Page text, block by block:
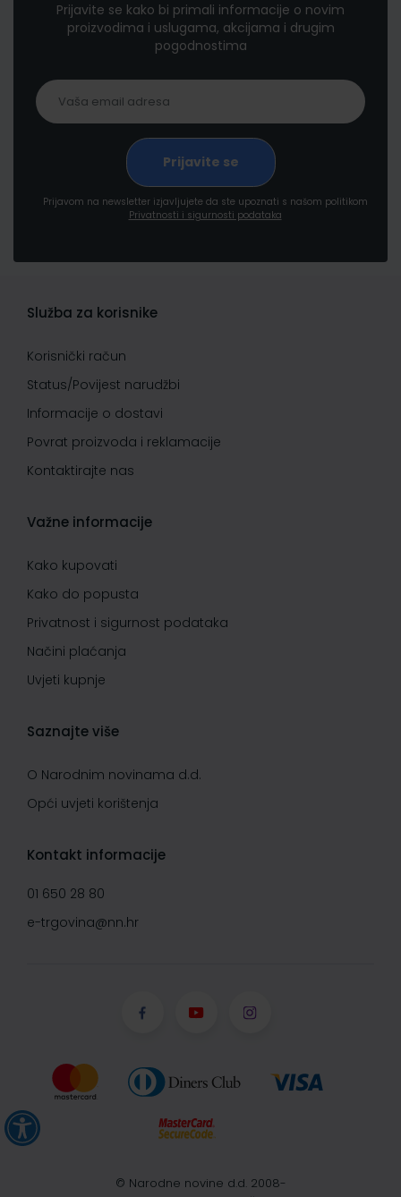
Prijavite se kako bi primali informacije o novim
proizvodima i uslugama, akcijama i drugim
pogodnostima
Prijavom na newsletter izjavljujete da ste upoznati s našom politikom
Privatnosti i sigurnosti podataka
Služba za korisnike
Korisnički račun
Status/Povijest narudžbi
Informacije o dostavi
Povrat proizvoda i reklamacije
Kontaktirajte nas
Važne informacije
Kako kupovati
Kako do popusta
Privatnost i sigurnost podataka
Načini plaćanja
Uvjeti kupnje
Saznajte više
O Narodnim novinama d.d.
Opći uvjeti korištenja
Kontakt informacije
01 650 28 80
e-trgovina@nn.hr
© Narodne novine d.d. 2008-